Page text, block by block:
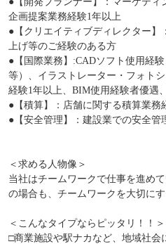
企画提案業務経験1年以上
●【クリエイティブディレクター】
上げ等のご経験のある方
●【国際業務】:CADソフト使用経
等）、イラストレーター・フォト
経験1年以上、BIM使用経験者優遇
●【積算】：店舗に関する積算業務
●【安全管理】：建設業での安全管
＜求める人物像＞
当社はチームワークで仕事を進め
の場合も、チームワークを大切に
＜こんなタイプならピッタリ！！＞
□商業施設や駅ナカなど、地域社会